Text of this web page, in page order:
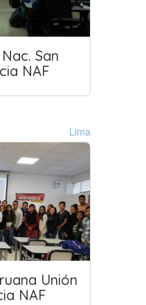
San
NAF
Lima
Unión
NAF